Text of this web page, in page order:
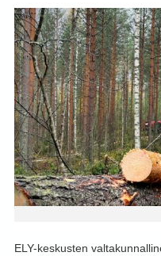
ELY-keskusten